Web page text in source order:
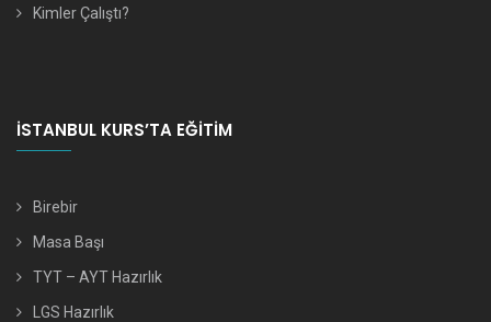
Kimler Çalıştı?
İSTANBUL KURS’TA EĞITIM
Birebir
Masa Başı
TYT – AYT Hazırlık
LGS Hazırlık